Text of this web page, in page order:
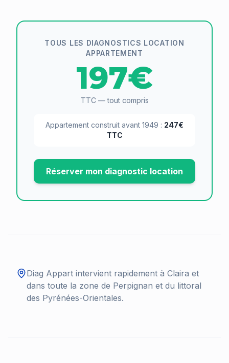
TOUS LES DIAGNOSTICS LOCATION
APPARTEMENT
197€
TTC — tout compris
Appartement construit avant 1949 : 247€
TTC
Réserver mon diagnostic location
Diag Appart intervient rapidement à Claira et
dans toute la zone de Perpignan et du littoral
des Pyrénées-Orientales.